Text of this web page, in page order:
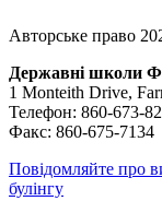
Авторське право
Державні школи
1 Monteith Drive,
Телефон: 860-673-
Факс: 860-675-7134
Повідомляйте про
булінгу